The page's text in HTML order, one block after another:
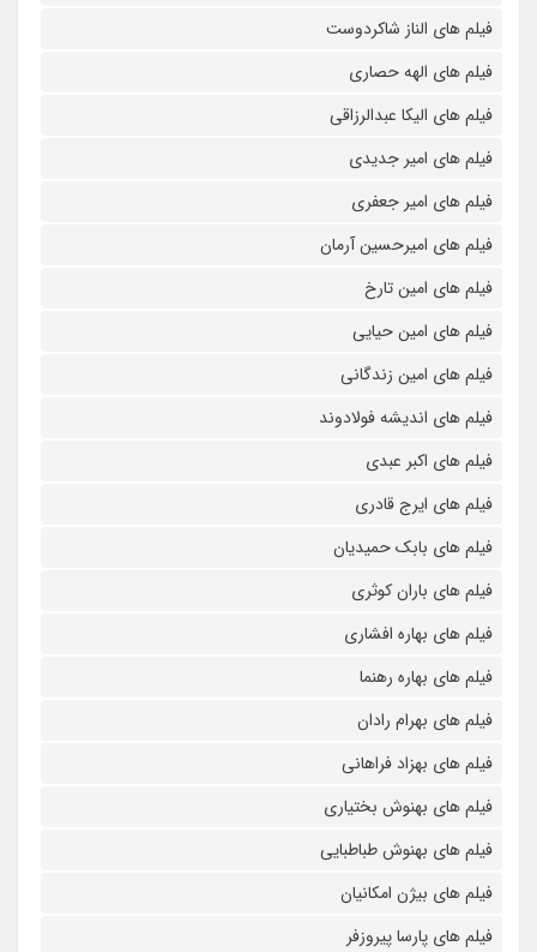
فیلم های الناز شاکردوست
فیلم های الهه حصاری
فیلم های الیکا عبدالرزاقی
فیلم های امیر جدیدی
فیلم های امیر جعفری
فیلم های امیرحسین آرمان
فیلم های امین تارخ
فیلم های امین حیایی
فیلم های امین زندگانی
فیلم های اندیشه فولادوند
فیلم های اکبر عبدی
فیلم های ایرج قادری
فیلم های بابک حمیدیان
فیلم های باران کوثری
فیلم های بهاره افشاری
فیلم های بهاره رهنما
فیلم های بهرام رادان
فیلم های بهزاد فراهانی
فیلم های بهنوش بختیاری
فیلم های بهنوش طباطبایی
فیلم های بیژن امکانیان
فیلم های پارسا پیروزفر